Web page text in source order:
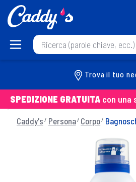
Trova il tuo
SPEDIZIONE GRATUITA con una
Caddy's Persona Corpo